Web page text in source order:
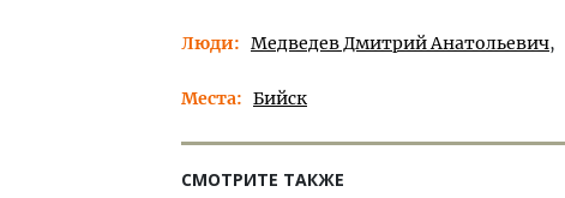
Люди Медведев Дмитрий Анатольевич
Места Бийск
СМОТРИТЕ ТАКЖЕ